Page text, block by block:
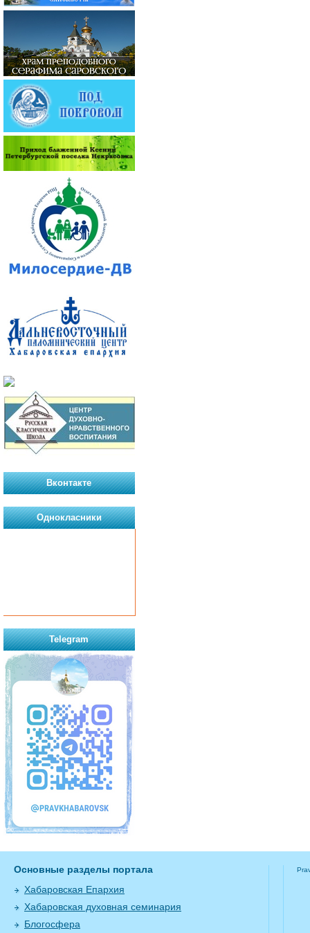
Вконтакте
Однокласники
Telegram
Основные разделы портала
Хабаровская Епархия
Хабаровская духовная семинария
Блогосфера